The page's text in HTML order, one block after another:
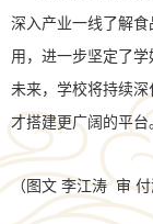
深入产业一线了解
用，进一步坚定了学
未来，学校将持续
才搭建更广阔的平台
（ 图文 李江涛 审